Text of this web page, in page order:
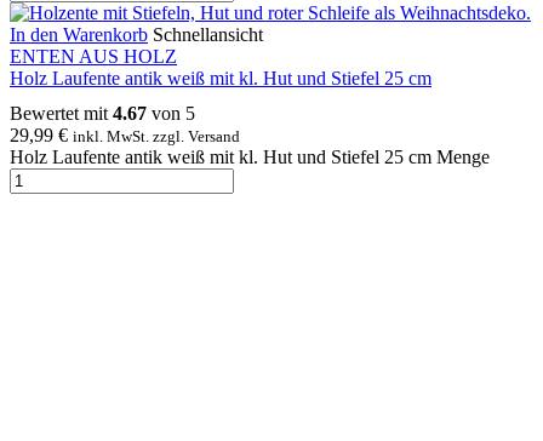
In den Warenkorb Schnellansicht
ENTEN AUS HOLZ
Holz Laufente antik weiß mit kl. Hut und Stiefel 25 cm
Bewertet mit 4.67 von 5
29,99 € inkl. MwSt. zzgl. Versand
Holz Laufente antik weiß mit kl. Hut und Stiefel 25 cm Menge